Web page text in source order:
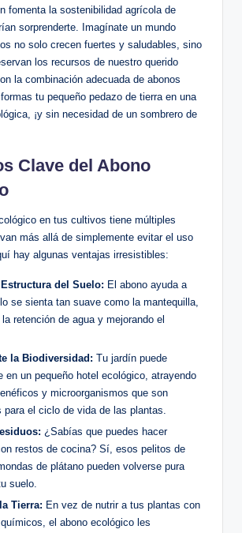
fomenta la sostenibilidad agrícola de
sorprenderte. Imagínate un mundo
no solo crecen fuertes y saludables, sino
los recursos de nuestro querido
la combinación adecuada de abonos
tu pequeño pedazo de tierra en una
¡y sin necesidad de un sombrero de
Clave del Abono
en tus cultivos tiene múltiples
más allá de simplemente evitar el uso
hay algunas ventajas irresistibles:
del Suelo: El abono ayuda a
se sienta tan suave como la mantequilla,
retención de agua y mejorando el
la Biodiversidad: Tu jardín puede
en un pequeño hotel ecológico, atrayendo
y microorganismos que son
para el ciclo de vida de las plantas.
¿Sabías que puedes hacer
restos de cocina? Sí, esos pelitos de
de plátano pueden volverse pura
suelo.
Tierra: En vez de nutrir a tus plantas con
el abono ecológico les